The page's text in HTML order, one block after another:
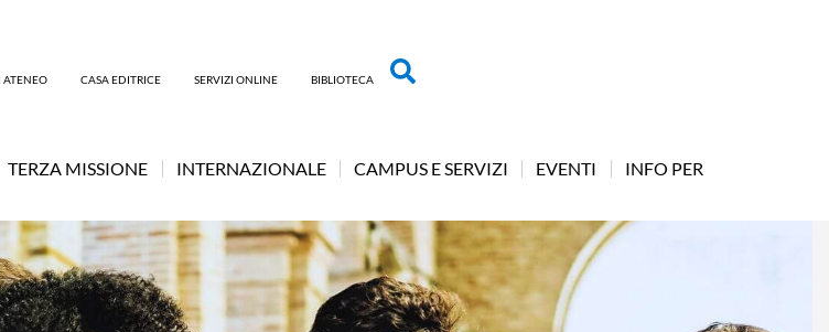
ATENEO CASA EDITRICE SERVIZI ONLINE BIBLIOTECA
TERZA MISSIONE INTERNAZIONALE CAMPUS E SERVIZI EVENTI INFO PER